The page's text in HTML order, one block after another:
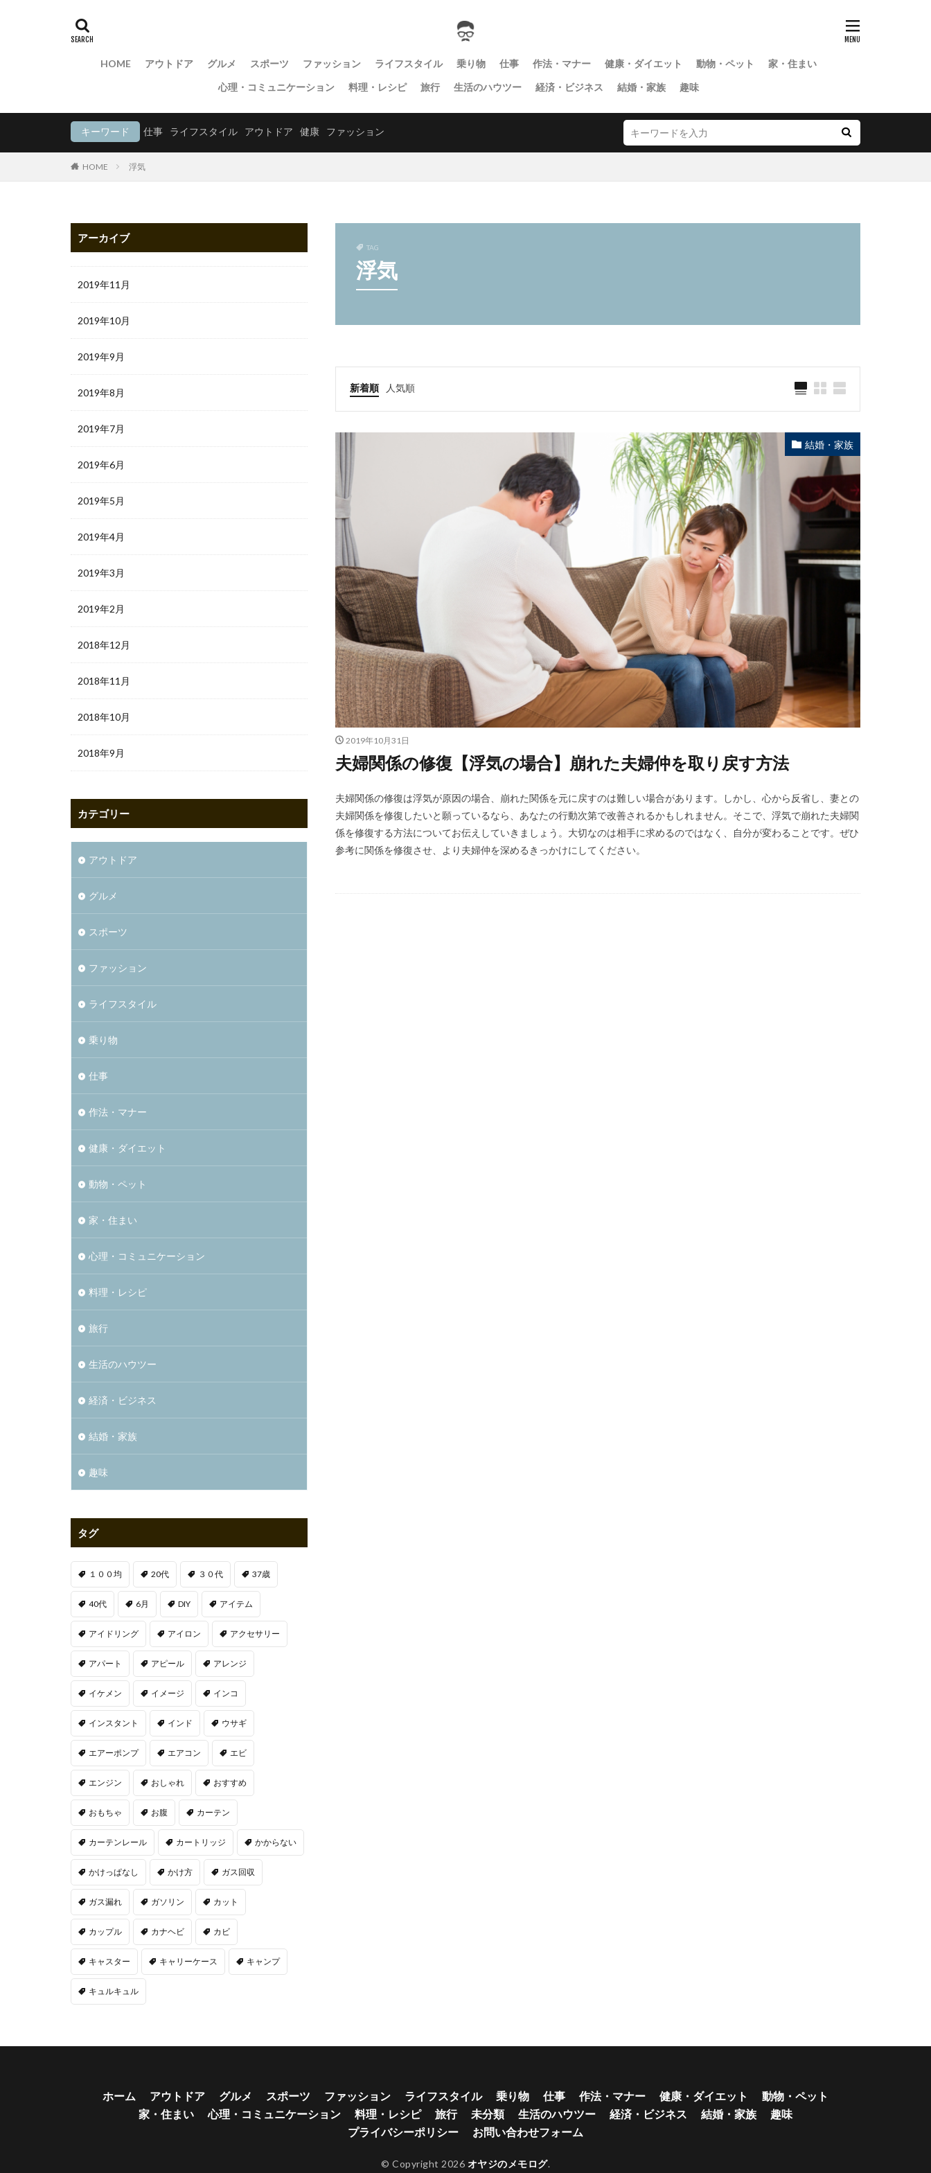
HOME アウトドア グルメ スポーツ ファッション ライフスタイル 乗り物 仕事 作法・マナー 健康・ダイエット 動物・ペット
家・住まい
心理・コミュニケーション
料理・レシピ 旅行 生活のハウツー 経済・ビジネス 結婚・家族 趣味
キーワード 仕事 ライフスタイル アウトドア 健康 ファッション
HOME 浮気
TAG
浮気
新着順 人気順
結婚・家族
2019年10月31日
夫婦関係の修復【浮気の場合】崩れた夫婦仲を取り戻す方法
夫婦関係の修復は浮気が原因の場合、崩れた関係を元に戻すのは難しい場合があります。しかし、心から反省し、妻との
夫婦関係を修復したいと願っているなら、あなたの行動次第で改善されるかもしれません。そこで、浮気で崩れた夫婦関
係を修復する方法についてお伝えしていきましょう。大切なのは相手に求めるのではなく、自分が変わることです。ぜひ
参考に関係を修復させ、より夫婦仲を深めるきっかけにしてください。
アーカイブ
2019年11月
2019年10月
2019年9月
2019年8月
2019年7月
2019年6月
2019年5月
2019年4月
2019年3月
2019年2月
2018年12月
2018年11月
2018年10月
2018年9月
カテゴリー
アウトドア
グルメ
スポーツ
ファッション
ライフスタイル
乗り物
仕事
作法・マナー
健康・ダイエット
動物・ペット
家・住まい
心理・コミュニケーション
料理・レシピ
旅行
生活のハウツー
経済・ビジネス
結婚・家族
趣味
タグ
１００均 20代 ３０代 37歳
40代 6月 DIY アイテム
アイドリング アイロン アクセサリー
アパート アピール アレンジ
イケメン イメージ インコ
インスタント インド ウサギ
エアーポンプ エアコン エビ
エンジン おしゃれ おすすめ
おもちゃ お腹 カーテン
カーテンレール カートリッジ かからない
かけっぱなし かけ方 ガス回収
ガス漏れ ガソリン カット
カップル カナヘビ カビ
キャスター キャリーケース キャンプ
キュルキュル
ホーム アウトドア グルメ スポーツ ファッション ライフスタイル 乗り物 仕事 作法・マナー 健康・ダイエット
動物・ペット
家・住まい
心理・コミュニケーション 料理・レシピ 旅行 未分類 生活のハウツー 経済・ビジネス 結婚・家族
趣味
プライバシーポリシー
お問い合わせフォーム
© Copyright 2026 オヤジのメモログ.